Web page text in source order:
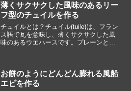
薄くサクサクした風味のあるリー
フ型のチュイルを作る
チュイルとは？チュイル(tuile)は、フラン
ス語で瓦を意味し、薄くサクサクした風
味のあるウエハースです。プレーンとし
を流してオーブ...
お餅のようにどんどん膨れる風船
エビを作る